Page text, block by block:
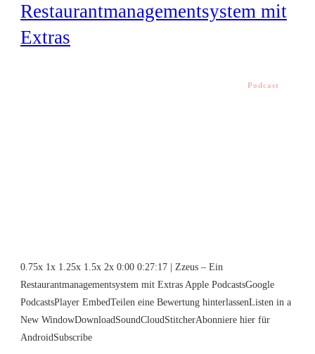
Restaurantmanagementsystem mit
Extras
Podcast
0.75x 1x 1.25x 1.5x 2x 0:00 0:27:17 | Zzeus – Ein
Restaurantmanagementsystem mit Extras Apple PodcastsGoogle
PodcastsPlayer EmbedTeilen eine Bewertung hinterlassenListen in a
New WindowDownloadSoundCloudStitcherAbonniere hier für
AndroidSubscribe